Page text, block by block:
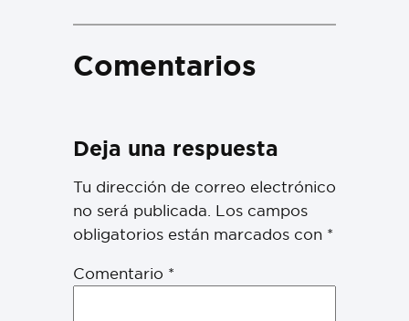
Comentarios
Deja una respuesta
Tu dirección de correo electrónico
no será publicada. Los campos
obligatorios están marcados con *
Comentario *